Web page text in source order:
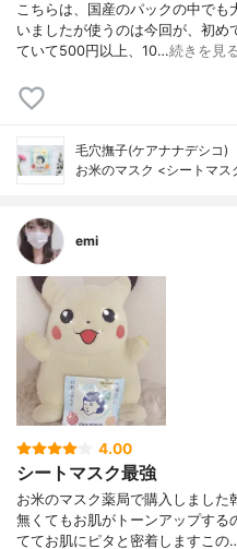
こちらは、国産のパックの中でも
いましたが使うのは今回が、初
ていて500円以上、10…続きを見
毛穴撫子(ケアナナデシコ)
お米のマスク <シートマス
emi
4.00
シートマスク最強
お米のマスク薬局で購入しました
無くてもお肌がトーンアップする
ててお肌にピタと密着しますこの